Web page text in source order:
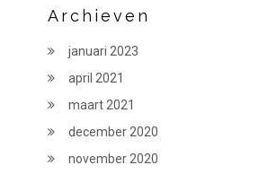
Archieven
januari 2023
april 2021
maart 2021
december 2020
november 2020